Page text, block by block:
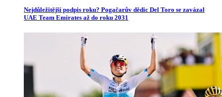
Nejdůležitější podpis roku? Pogačarův dědic Del Toro se zavázal
UAE Team Emirates až do roku 2031